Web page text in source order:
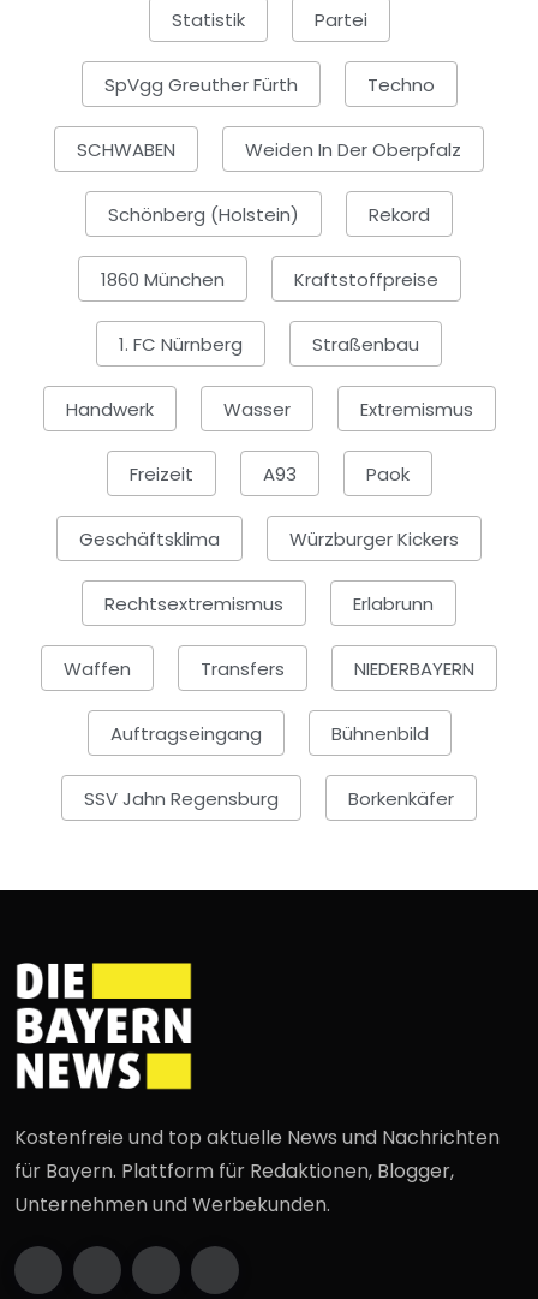
Statistik Partei
SpVgg Greuther Fürth Techno
SCHWABEN Weiden In Der Oberpfalz
Schönberg (Holstein) Rekord
1860 München Kraftstoffpreise
1. FC Nürnberg Straßenbau
Handwerk Wasser Extremismus
Freizeit A93 Paok
Geschäftsklima Würzburger Kickers
Rechtsextremismus Erlabrunn
Waffen Transfers NIEDERBAYERN
Auftragseingang Bühnenbild
SSV Jahn Regensburg Borkenkäfer
Kostenfreie und top aktuelle News und Nachrichten
für Bayern. Plattform für Redaktionen, Blogger,
Unternehmen und Werbekunden.